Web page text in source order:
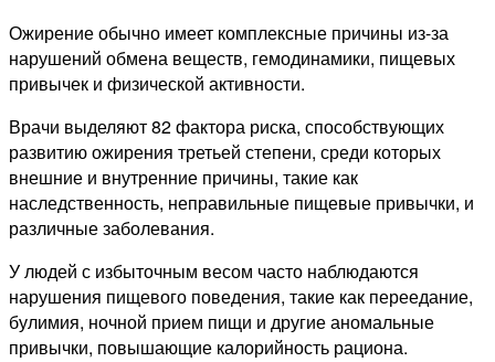
Ожирение обычно имеет комплексные причины из-за
нарушений обмена веществ, гемодинамики, пищевых
привычек и физической активности.
Врачи выделяют 82 фактора риска, способствующих
развитию ожирения третьей степени, среди которых
внешние и внутренние причины, такие как
наследственность, неправильные пищевые привычки, и
различные заболевания.
У людей с избыточным весом часто наблюдаются
нарушения пищевого поведения, такие как переедание,
булимия, ночной прием пищи и другие аномальные
привычки, повышающие калорийность рациона.